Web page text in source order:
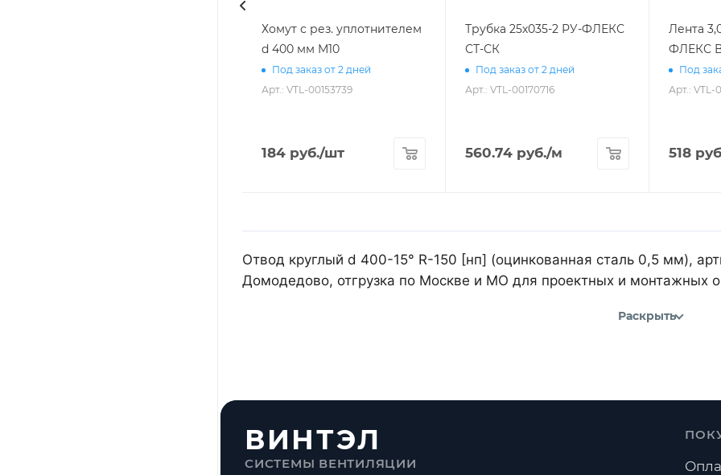
Хомут с рез. уплотнителем
d 400 мм М10
Под заказ от 2 дней
Арт.: VTL-00153739
184 руб./шт
Трубка 25х035-2 РУ-ФЛЕКС
СТ-СК
Под заказ от 2 дней
Арт.: VTL-00170716
560.74 руб./м
Лента
ФЛЕКС
Под
Арт.: VTL-
518
Отвод круглый d 400-15° R-150 [нп] (оцинкованная сталь 0,5 мм),
Домодедово, отгрузка по Москве и МО для проектных и монтажных
Раскрыть
ВИНТЭЛ
СИСТЕМЫ ВЕНТИЛЯЦИИ